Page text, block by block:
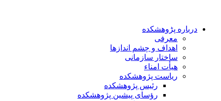
درباره پڑوهشکده
معرفی
اهداف و چشم اندازها
ساختار سازمانی
هیأت امناء
ریاست پژوهشکده
رئیس پژوهشکده
رؤسای پیشین پژوهشکده